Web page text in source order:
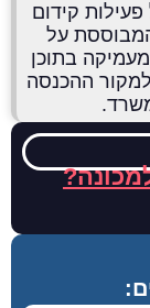
קידום
על
בתוכן
ההכנסה